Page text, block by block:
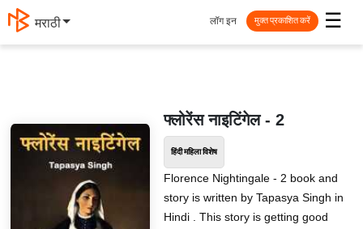
मराठी ☰
लॉग इन मुक्त प्रकाशित करें
फ्लोरेंस नाइटिंगेल - 2
हिंदी महिला विशेष
Florence Nightingale - 2 book and
story is written by Tapasya Singh in
Hindi . This story is getting good